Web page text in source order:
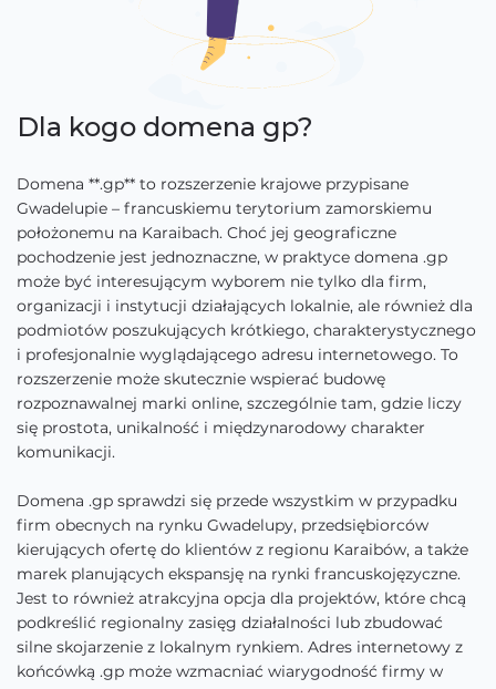
Dla kogo domena gp?
Domena **.gp** to rozszerzenie krajowe przypisane
Gwadelupie – francuskiemu terytorium zamorskiemu
położonemu na Karaibach. Choć jej geograficzne
pochodzenie jest jednoznaczne, w praktyce domena .gp
może być interesującym wyborem nie tylko dla firm,
organizacji i instytucji działających lokalnie, ale również dla
podmiotów poszukujących krótkiego, charakterystycznego
i profesjonalnie wyglądającego adresu internetowego. To
rozszerzenie może skutecznie wspierać budowę
rozpoznawalnej marki online, szczególnie tam, gdzie liczy
się prostota, unikalność i międzynarodowy charakter
komunikacji.
Domena .gp sprawdzi się przede wszystkim w przypadku
firm obecnych na rynku Gwadelupy, przedsiębiorców
kierujących ofertę do klientów z regionu Karaibów, a także
marek planujących ekspansję na rynki francuskojęzyczne.
Jest to również atrakcyjna opcja dla projektów, które chcą
podkreślić regionalny zasięg działalności lub zbudować
silne skojarzenie z lokalnym rynkiem. Adres internetowy z
końcówką .gp może wzmacniać wiarygodność firmy w